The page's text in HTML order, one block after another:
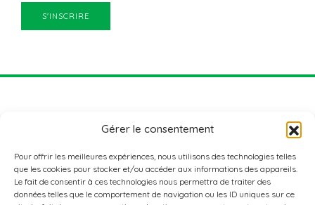
Gérer le consentement
Pour offrir les meilleures expériences, nous utilisons des technologies telles
que les cookies pour stocker et/ou accéder aux informations des appareils.
Le fait de consentir à ces technologies nous permettra de traiter des
données telles que le comportement de navigation ou les ID uniques sur ce
ADRESSE